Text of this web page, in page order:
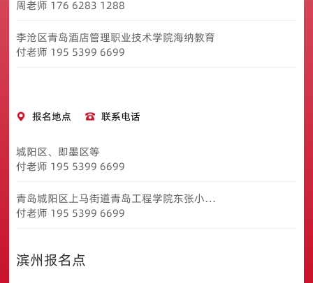
周老师 176 6283 1288
李沧区青岛酒店管理职业技术学院海纳教育
付老师 195 5399 6699
报名地点 联系电话
城阳区、即墨区等
付老师 195 5399 6699
青岛城阳区上马街道青岛工程学院东张小区
海纳办公室
付老师 195 5399 6699
滨州报名点